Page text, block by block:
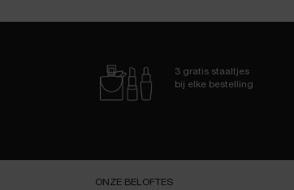
3 gratis staaltjes
bij elke bestelling
ONZE BELOFTES